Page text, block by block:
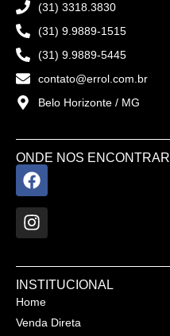
(31) 3318.3830
(31) 9.9889-1515
(31) 9.9889-5445
contato@errol.com.br
Belo Horizonte / MG
ONDE NOS ENCONTRAR
INSTITUCIONAL
Home
Venda Direta